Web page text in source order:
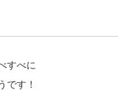
すべに
です！